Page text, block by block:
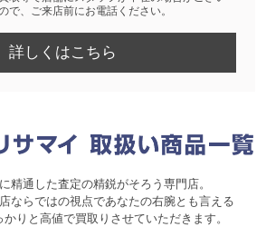
で、ご来店前にお電話ください。
詳しくはこちら
精通した査定の精鋭がそろう専門店。
ならではの視点であなたの右腕とも言える
りと高値で買取りさせていただきます。